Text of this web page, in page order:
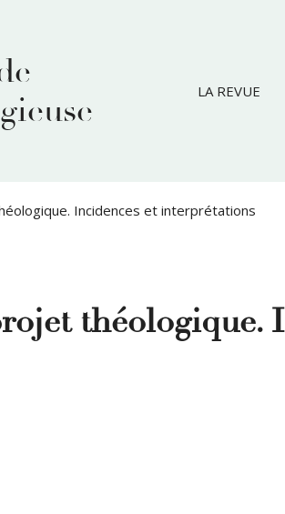
LA REVUE
Incidences et interprétations
théologique.